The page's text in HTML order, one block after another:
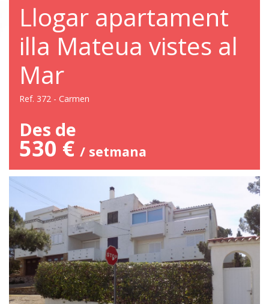
Llogar apartament
illa Mateua vistes al
Mar
Ref. 372 - Carmen
Des de
530 € / setmana